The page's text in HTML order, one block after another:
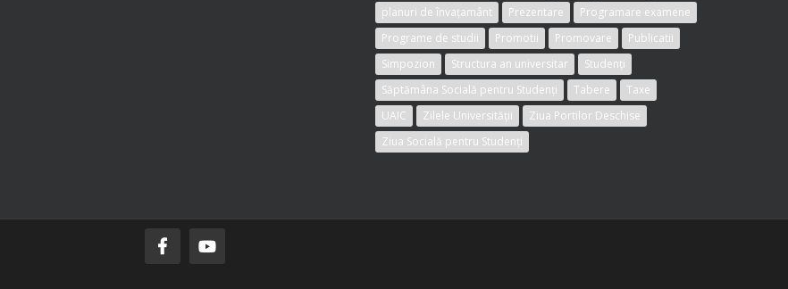
planuri de învațamânt
Prezentare
Programare examene
Programe de studii
Promotii Promovare
Publicatii
Simpozion
Structura an universitar
Studenți
Săptămâna Socială pentru Studenți
Tabere
Taxe
UAIC
Zilele Universității
Ziua Portilor Deschise
Ziua Socială pentru Studenți